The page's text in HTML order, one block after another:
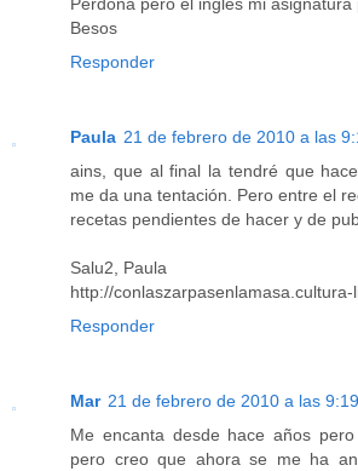
Besos
Responder
Paula 21 de febrero de 2010 a las
ains, que al final la tendré que
me da una tentación. Pero entre el
recetas pendientes de hacer y de
Salu2, Paula
http://conlaszarpasenlamasa.cultura-
Responder
Mar 21 de febrero de 2010 a las 9:19
Me encanta desde hace años
pero creo que ahora se me ha